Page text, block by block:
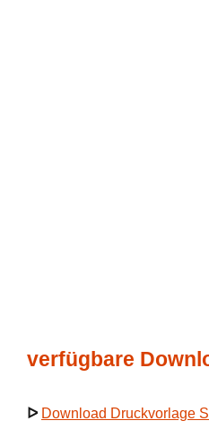
verfügbare
ᐅ Download Druckvorlage